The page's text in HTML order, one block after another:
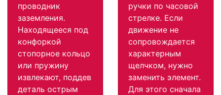
проводник
заземления.
Находящееся под
конфоркой
стопорное кольцо
или пружину
извлекают, поддев
деталь острым
ручки по часовой
стрелке. Если
движение не
сопровождается
характерным
щелчком, нужно
заменить элемент.
Для этого сначала